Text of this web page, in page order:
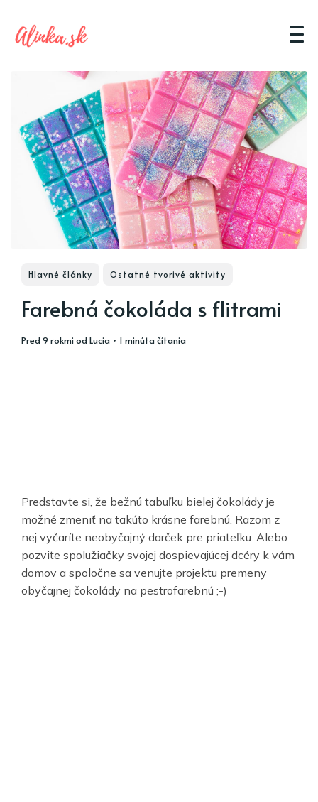
Hlavné články Ostatné tvorivé aktivity
Farebná čokoláda s flitrami
pred 9 rokmiodLucia • 1 minúta čítania
Predstavte si, že bežnú tabuľku bielej čokolády je
možné zmeniť na takúto krásne farebnú. Razom z
nej vyčaríte neobyčajný darček pre priateľku. Alebo
pozvite spolužiačky svojej dospievajúcej dcéry k vám
domov a spoločne sa venujte projektu premeny
obyčajnej čokolády na pestrofarebnú ;-)